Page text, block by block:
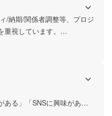
ュニケーションを取ること
います。
/納期/関係者調整等、プロジ
視しています。
にしていく姿勢です。この
アントや関わってくれる
感のある機会を提供できる
ある」「SNSに興味があ